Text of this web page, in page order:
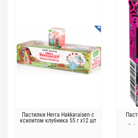
Пастилки Herra Hakkaraisen с
ксилитом клубника 55 г х12 шт